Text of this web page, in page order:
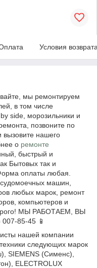
Условия
мы ремонтируем
в том числе
side, морозильники и
позвоните по
нашего
о ремонте
быстрый и
Бытовых так и
оплаты любая.
машин,
любых марок, ремонт
компьютеров и
МЫ РАБОТАЕМ, ВЫ
85-45 📱
нашей компании
следующих марок
SIEMENS (Сименс),
ELECTROLUX